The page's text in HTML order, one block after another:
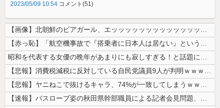
2023/05/09 10:54 コメント(51)
【画像】北朝鮮のビアガール、エッッッッッッッッッッッッッッッッッ！
【赤っ恥】「航空機事故で『搭乗者に日本人は居ない』という発表は嫌い。人...
昭和を代表する女優の晩年があまりにも寂しすぎる！と話題に、自身の子供を...
【悲報】消費税減税に反対している自民党議員9人が判明ｗｗｗｗｗｗ
【悲報】ヤニねこで抜けるキャラ、74%が一致してしまうｗｗｗｗｗ
【速報】バスローブ姿の秋田県幹部職員による記者会見問題、ラブホテルから...